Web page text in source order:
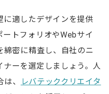
に適したデザインを提供
トフォリオやWebサイ
綿密に精査し、自社のニ
ーを選定しましょう。人
、
レバテッククリエイタ